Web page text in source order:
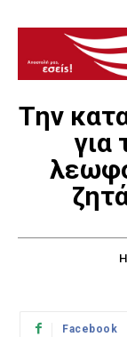
Την
για
Facebook